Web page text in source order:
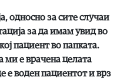
односно за сите случаи
за да имам увид во
пациент во папката.
ми е врачена целата
е воден пациентот и врз